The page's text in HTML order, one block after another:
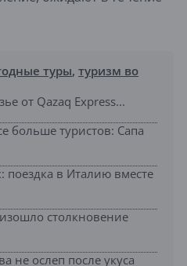
туры, туризм во
от Qazaq Express...
больше туристов: Сапа
поездка в Италию вместе
столкновение
не ослеп после укуса